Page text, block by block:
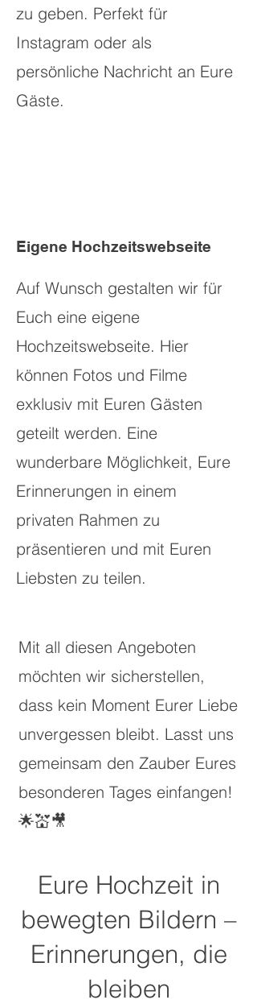
zu geben. Perfekt für
Instagram oder als
persönliche Nachricht an Eure
Gäste.
Eigene Hochzeitswebseite
Auf Wunsch gestalten wir für
Euch eine eigene
Hochzeitswebseite. Hier
können Fotos und Filme
exklusiv mit Euren Gästen
geteilt werden. Eine
wunderbare Möglichkeit, Eure
Erinnerungen in einem
privaten Rahmen zu
präsentieren und mit Euren
Liebsten zu teilen.
Mit all diesen Angeboten
möchten wir sicherstellen,
dass kein Moment Eurer Liebe
unvergessen bleibt. Lasst uns
gemeinsam den Zauber Eures
besonderen Tages einfangen!
🌟💒🎥
Eure Hochzeit in
bewegten Bildern –
Erinnerungen, die
bleiben